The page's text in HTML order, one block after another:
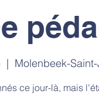
  |
Molenbeek-
ce jour-là, mais